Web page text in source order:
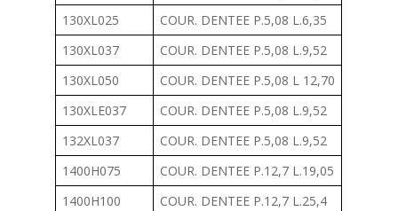
130XL025
COUR. DENTEE P.5,08 L.6,35
130XL037
COUR. DENTEE P.5,08 L.9,52
130XL050
COUR. DENTEE P.5,08 L 12,70
130XLE037
COUR. DENTEE P.5,08 L.9,52
132XL037
COUR. DENTEE P.5,08 L.9,52
1400H075
COUR. DENTEE P.12,7 L.19,05
1400H100
COUR. DENTEE P.12,7 L.25,4